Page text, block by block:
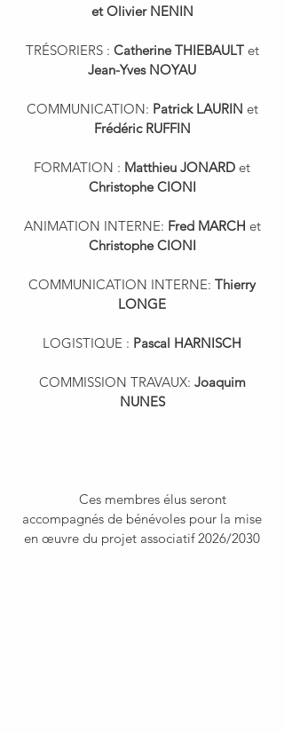
et Olivier NENIN
TRÉSORIERS : Catherine THIEBAULTet
Jean-Yves NOYAU
COMMUNICATION: Patrick LAURIN et
Frédéric RUFFIN
FORMATION : Matthieu JONARD et
Christophe CIONI
ANIMATION INTERNE: Fred MARCH et
Christophe CIONI
COMMUNICATION INTERNE: Thierry
LONGE
LOGISTIQUE : Pascal HARNISCH
COMMISSION TRAVAUX: Joaquim
NUNES
Ces membres élus seront
accompagnés de bénévoles pour la mise
en œuvre du projet associatif 2026/2030